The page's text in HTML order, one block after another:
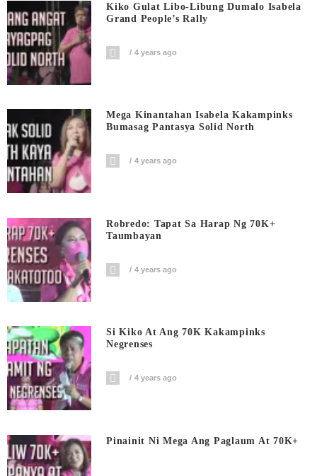
Kiko Gulat Libo-Libung Dumalo Isabela
Grand People’s Rally
4 years ago
Mega Kinantahan Isabela Kakampinks
Bumasag Pantasya Solid North
4 years ago
Robredo: Tapat Sa Harap Ng 70K+
Taumbayan
4 years ago
Si Kiko At Ang 70K Kakampinks
Negrenses
4 years ago
Pinainit Ni Mega Ang Paglaum At 70K+